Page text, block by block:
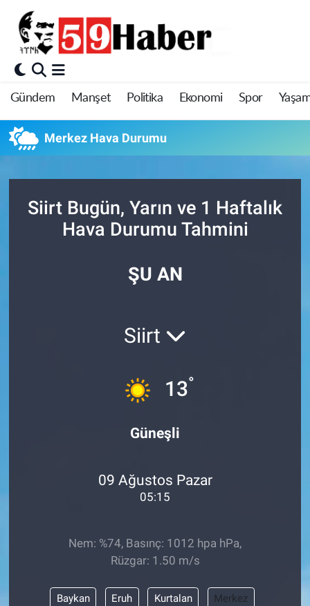
Gündem Manşet Politika Ekonomi Spor
Merkez Hava Durumu
Siirt Bugün, Yarın ve 1 Haftalık
Hava Durumu Tahmini
ŞU AN
Siirt
13°
Güneşli
09 Ağustos Pazar
05:15
Nem: %74, Basınç: 1012 hpa hPa,
Rüzgar: 1.50 m/s
Baykan Eruh Kurtalan Merkez